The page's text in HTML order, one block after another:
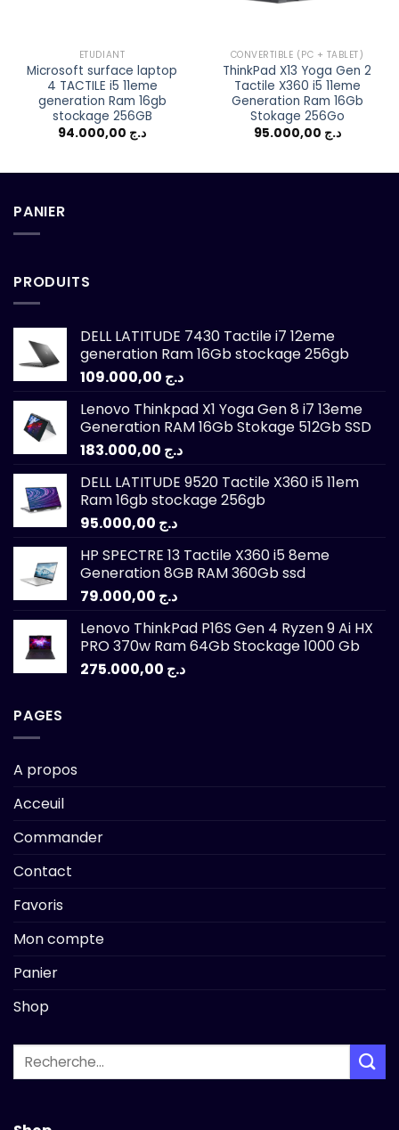
ETUDIANT
Microsoft surface laptop
4 TACTILE i5 11eme
generation Ram 16gb
stockage 256GB
د.ج
CONVERTIBLE (PC + TABLET)
ThinkPad X13 Yoga Gen 2
Tactile X360 i5 11eme
Generation Ram 16Gb
Stokage 256Go
د.ج
PANIER
PRODUITS
DELL LATITUDE 7430 Tactile i7 12eme
generation Ram 16Gb stockage 256gb
د.ج
Lenovo Thinkpad X1 Yoga Gen 8 i7 13eme
Generation RAM 16Gb Stokage 512Gb SSD
د.ج
DELL LATITUDE 9520 Tactile X360 i5 11em
Ram 16gb stockage 256gb
د.ج
HP SPECTRE 13 Tactile X360 i5 8eme
Generation 8GB RAM 360Gb ssd
د.ج
Lenovo ThinkPad P16S Gen 4 Ryzen 9 Ai HX
PRO 370w Ram 64Gb Stockage 1000 Gb
د.ج
PAGES
A propos
Acceuil
Commander
Contact
Favoris
Mon compte
Panier
Shop
Recherche